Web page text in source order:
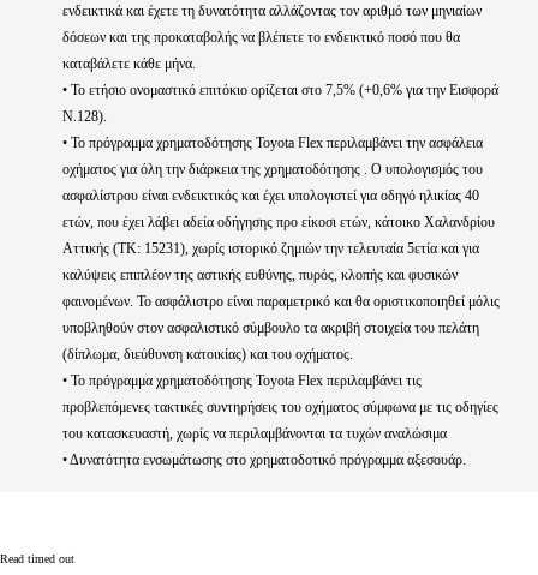
ενδεικτικά και έχετε τη δυνατότητα αλλάζοντας τον αριθμό των μηνιαίων
δόσεων και της προκαταβολής να βλέπετε το ενδεικτικό ποσό που θα
καταβάλετε κάθε μήνα.
• Το ετήσιο ονομαστικό επιτόκιο ορίζεται στο 7,5% (+0,6% για την Εισφορά
Ν.128).
• Το πρόγραμμα χρηματοδότησης Toyota Flex περιλαμβάνει την ασφάλεια
οχήματος για όλη την διάρκεια της χρηματοδότησης . Ο υπολογισμός του
ασφαλίστρου είναι ενδεικτικός και έχει υπολογιστεί για οδηγό ηλικίας 40
ετών, που έχει λάβει αδεία οδήγησης προ είκοσι ετών, κάτοικο Χαλανδρίου
Αττικής (ΤΚ: 15231), χωρίς ιστορικό ζημιών την τελευταία 5ετία και για
καλύψεις επιπλέον της αστικής ευθύνης, πυρός, κλοπής και φυσικών
φαινομένων. Το ασφάλιστρο είναι παραμετρικό και θα οριστικοποιηθεί μόλις
υποβληθούν στον ασφαλιστικό σύμβουλο τα ακριβή στοιχεία του πελάτη
(δίπλωμα, διεύθυνση κατοικίας) και του οχήματος.
• Το πρόγραμμα χρηματοδότησης Toyota Flex περιλαμβάνει τις
προβλεπόμενες τακτικές συντηρήσεις του οχήματος σύμφωνα με τις οδηγίες
του κατασκευαστή, χωρίς να περιλαμβάνονται τα τυχών αναλώσιμα
• Δυνατότητα ενσωμάτωσης στο χρηματοδοτικό πρόγραμμα αξεσουάρ.
Read timed out